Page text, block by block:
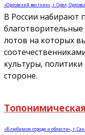
«Орловский вестник», г. Орел,
В России набирают
лотов на которых
культуры, политики
стороне.
«В любимом городе и области», г.